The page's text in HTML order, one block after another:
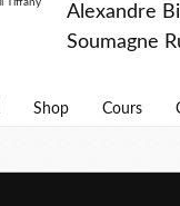
Alexandre
Soumagne
Shop Cours